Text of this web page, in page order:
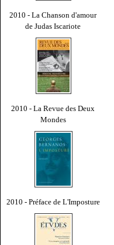
2010 - La Chanson d'amour
de Judas Iscariote
2010 - La Revue des Deux
Mondes
2010 - Préface de L'Imposture